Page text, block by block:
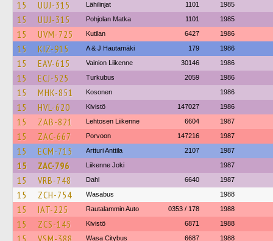
15 UUJ-315 Lähilinjat 1101 1985
15 UUJ-315 Pohjolan Matka 1101 1985
15 UVM-725 Kutilan 6427 1986
15 KIZ-915 A & J Hautamäki 179 1986
15 EAV-615 Vainion Liikenne 30146 1986
15 ECJ-525 Turkubus 2059 1986
15 MHK-851 Kosonen 1986
15 HVL-620 Kivistö 147027 1986
15 ZAB-821 Lehtosen Liikenne 6604 1987
15 ZAC-667 Porvoon 147216 1987
15 ECM-715 Artturi Anttila 2107 1987
15 ZAC-796 Liikenne Joki 1987
15 VRB-748 Dahl 6640 1987
15 ZCH-754 Wasabus 1988
15 IAT-225 Rautalammin Auto 0353 / 178 1988
15 ZCS-145 Kivistö 6871 1988
15 VSM-388 Wasa Citybus 6687 1988